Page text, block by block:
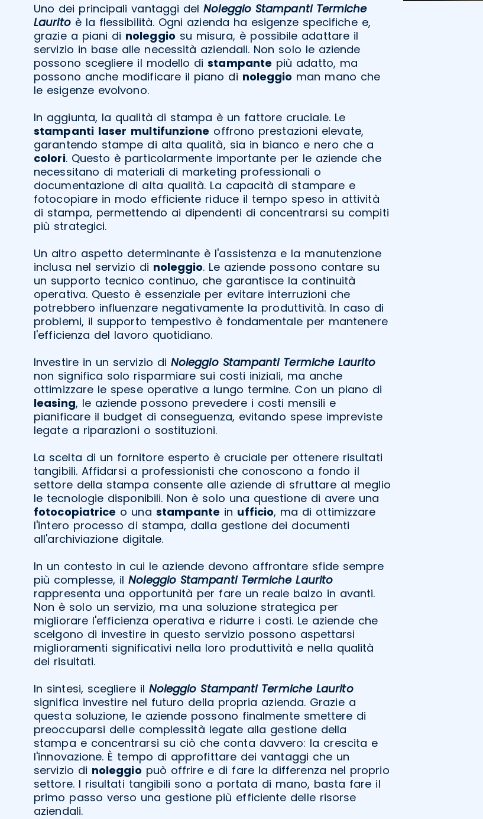
Uno dei principali vantaggi delNoleggio Stampanti Termiche
Lauritoè la flessibilità. Ogni azienda ha esigenze specifiche e,
grazie a piani di noleggio su misura, è possibile adattare il
servizio in base alle necessità aziendali. Non solo le aziende
possono scegliere il modello distampante più adatto, ma
possono anche modificare il piano di noleggio man mano che
le esigenze evolvono.
In aggiunta, la qualità di stampa è un fattore cruciale. Le
stampanti laser multifunzione offrono prestazioni elevate,
garantendo stampe di alta qualità, sia in bianco e nero che a
colori. Questo è particolarmente importante per le aziende che
necessitano di materiali di marketing professionali o
documentazione di alta qualità. La capacità di stampare e
fotocopiare in modo efficiente riduce il tempo speso in attività
di stampa, permettendo ai dipendenti di concentrarsi su compiti
più strategici.
Un altro aspetto determinante è l'assistenza e la manutenzione
inclusa nel servizio di noleggio. Le aziende possono contare su
un supporto tecnico continuo, che garantisce la continuità
operativa. Questo è essenziale per evitare interruzioni che
potrebbero influenzare negativamente la produttività. In caso di
problemi, il supporto tempestivo è fondamentale per mantenere
l'efficienza del lavoro quotidiano.
Investire in un servizio di Noleggio Stampanti Termiche Laurito
non significa solo risparmiare sui costi iniziali, ma anche
ottimizzare le spese operative a lungo termine. Con un piano di
leasing, le aziende possono prevedere i costi mensili e
pianificare il budget di conseguenza, evitando spese impreviste
legate a riparazioni o sostituzioni.
La scelta di un fornitore esperto è cruciale per ottenere risultati
tangibili. Affidarsi a professionisti che conoscono a fondo il
settore della stampa consente alle aziende di sfruttare al meglio
le tecnologie disponibili. Non è solo una questione di avere una
fotocopiatrice o una stampante in ufficio, ma di ottimizzare
l'intero processo di stampa, dalla gestione dei documenti
all'archiviazione digitale.
In un contesto in cui le aziende devono affrontare sfide sempre
più complesse, ilNoleggio Stampanti Termiche Laurito
rappresenta una opportunità per fare un reale balzo in avanti.
Non è solo un servizio, ma una soluzione strategica per
migliorare l'efficienza operativa e ridurre i costi. Le aziende che
scelgono di investire in questo servizio possono aspettarsi
miglioramenti significativi nella loro produttività e nella qualità
dei risultati.
In sintesi, scegliere il Noleggio Stampanti Termiche Laurito
significa investire nel futuro della propria azienda. Grazie a
questa soluzione, le aziende possono finalmente smettere di
preoccuparsi delle complessità legate alla gestione della
stampa e concentrarsi su ciò che conta davvero: la crescita e
l'innovazione. È tempo di approfittare dei vantaggi che un
servizio di noleggio può offrire e di fare la differenza nel proprio
settore. I risultati tangibili sono a portata di mano, basta fare il
primo passo verso una gestione più efficiente delle risorse
aziendali.